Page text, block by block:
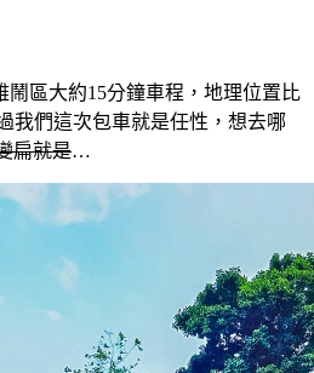
鬧區大約15分鐘車程，地理位置比
我們這次包車就是任性，想去哪
扁就是…